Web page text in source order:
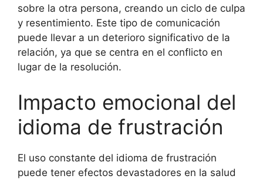
sobre la otra persona, creando un ciclo de culpa
y resentimiento. Este tipo de comunicación
puede llevar a un deterioro significativo de la
relación, ya que se centra en el conflicto en
lugar de la resolución.
Impacto emocional del
idioma de frustración
El uso constante del idioma de frustración
puede tener efectos devastadores en la salud